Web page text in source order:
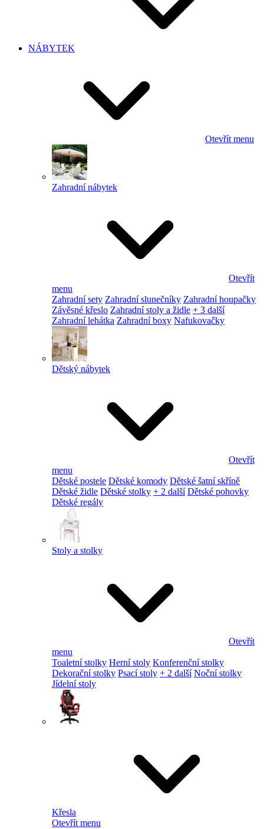
NÁBYTEK
Otevřít menu
Zahradní nábytek
Otevřít
menu
Zahradní sety Zahradní slunečníky Zahradní houpačky
Závěsné křeslo Zahradní stoly a židle + 3 další
Zahradní lehátka Zahradní boxy Nafukovačky
Dětský nábytek
Otevřít
menu
Dětské postele Dětské komody Dětské šatní skříně
Dětské židle Dětské stolky + 2 další Dětské pohovky
Dětské regály
Stoly a stolky
Otevřít
menu
Toaletní stolky Herní stoly Konferenční stolky
Dekorační stolky Psací stoly + 2 další Noční stolky
Jídelní stoly
Křesla
Otevřít menu